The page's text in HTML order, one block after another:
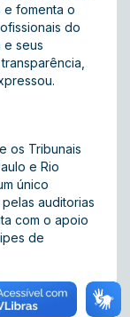
e fomenta o
do
e seus
os Tribunais
e Rio
único
auditorias
com o apoio
de
no